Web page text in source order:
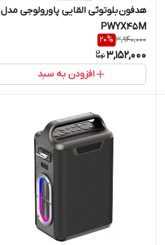
هدفون بلوتوثی القایی پاورولوجی مدل
PWYX45M
3,940,000
20%
3,152,000
افزودن به سبد